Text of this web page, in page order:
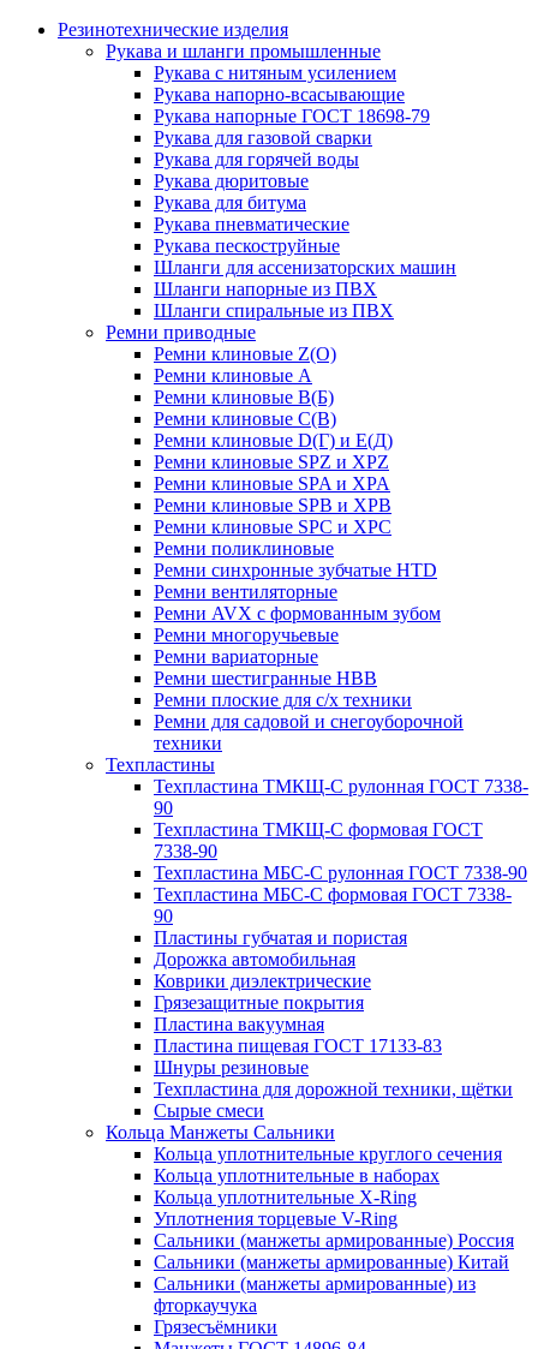
Резинотехнические изделия
Рукава и шланги промышленные
Рукава с нитяным усилением
Рукава напорно-всасывающие
Рукава напорные ГОСТ 18698-79
Рукава для газовой сварки
Рукава для горячей воды
Рукава дюритовые
Рукава для битума
Рукава пневматические
Рукава пескоструйные
Шланги для ассенизаторских машин
Шланги напорные из ПВХ
Шланги спиральные из ПВХ
Ремни приводные
Ремни клиновые Z(О)
Ремни клиновые А
Ремни клиновые В(Б)
Ремни клиновые С(В)
Ремни клиновые D(Г) и Е(Д)
Ремни клиновые SPZ и XPZ
Ремни клиновые SPA и XPA
Ремни клиновые SPB и XPB
Ремни клиновые SPC и XPC
Ремни поликлиновые
Ремни синхронные зубчатые HTD
Ремни вентиляторные
Ремни AVX с формованным зубом
Ремни многоручьевые
Ремни вариаторные
Ремни шестигранные HBB
Ремни плоские для с/х техники
Ремни для садовой и снегоуборочной
техники
Техпластины
Техпластина ТМКЩ-С рулонная ГОСТ 7338-
90
Техпластина ТМКЩ-С формовая ГОСТ
7338-90
Техпластина МБС-С рулонная ГОСТ 7338-90
Техпластина МБС-С формовая ГОСТ 7338-
90
Пластины губчатая и пористая
Дорожка автомобильная
Коврики диэлектрические
Грязезащитные покрытия
Пластина вакуумная
Пластина пищевая ГОСТ 17133-83
Шнуры резиновые
Техпластина для дорожной техники, щётки
Сырые смеси
Кольца Манжеты Сальники
Кольца уплотнительные круглого сечения
Кольца уплотнительные в наборах
Кольца уплотнительные Х-Ring
Уплотнения торцевые V-Ring
Сальники (манжеты армированные) Россия
Сальники (манжеты армированные) Китай
Сальники (манжеты армированные) из
фторкаучука
Грязесъёмники